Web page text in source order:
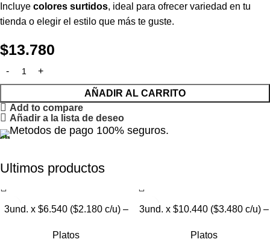
Incluye colores surtidos, ideal para ofrecer variedad en tu
tienda o elegir el estilo que más te guste.
$13.780
AÑADIR AL CARRITO
Add to compare
Añadir a la lista de deseo
Metodos de pago 100% seguros.
Ultimos productos
3und. x $6.540 ($2.180 c/u) –
con Diseño Decorativo
Platos
3und. x $10.440 ($3.480 c/u) –
con Bowl de Acero
Platos